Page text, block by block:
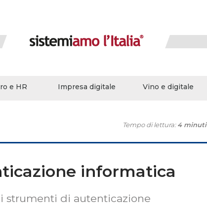
e HR Impresa digitale Vino e digitale
Tempo di lettura:4 minuti
informatica
strumenti di autenticazione